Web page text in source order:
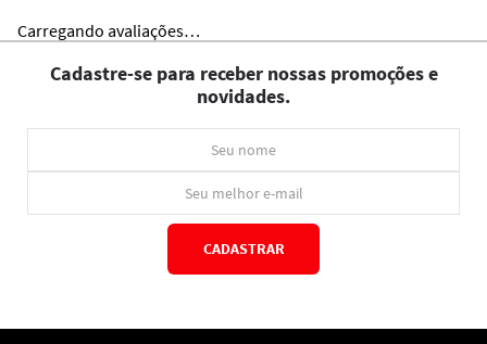
Carregando avaliações…
Cadastre-se para receber nossas promoções e
novidades.
CADASTRAR